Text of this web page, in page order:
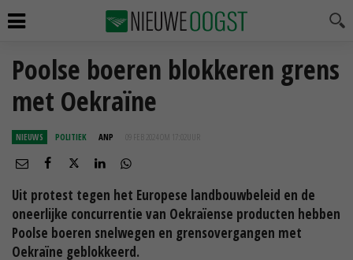
Poolse boeren blokkeren grens
met Oekraïne
NIEUWS POLITIEK ANP 09 FEB 2024 OM 17:02
Uit protest tegen het Europese landbouwbeleid en de
oneerlijke concurrentie van Oekraïense producten hebben
Poolse boeren snelwegen en grensovergangen met
Oekraïne geblokkeerd.